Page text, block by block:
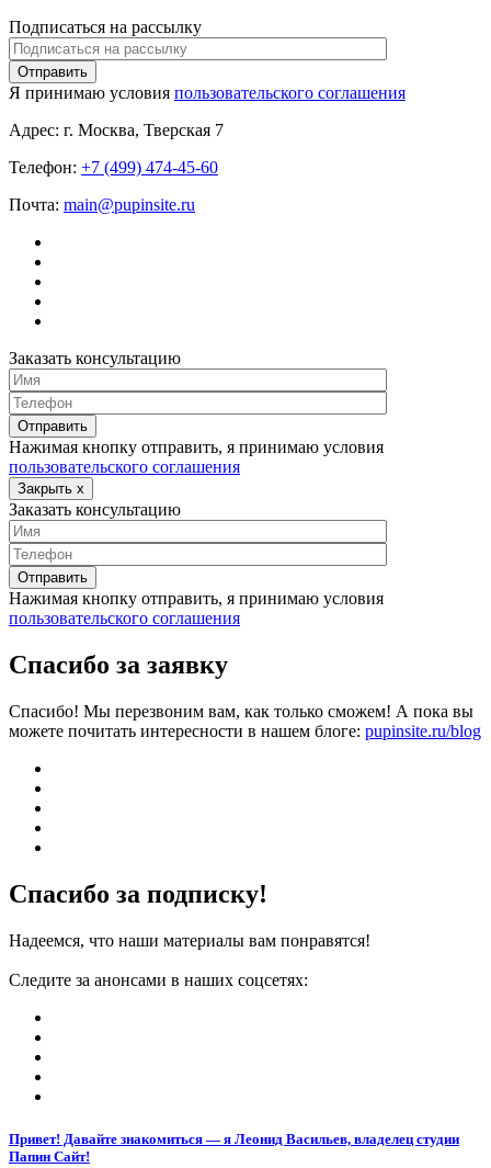
Подписаться на рассылку
Я принимаю условия пользовательского соглашения
Адрес: г. Москва, Тверская 7
Телефон: +7 (499) 474-45-60
Почта: main@pupinsite.ru
Заказать консультацию
Нажимая кнопку отправить, я принимаю условия
пользовательского соглашения
Закрыть x
Заказать консультацию
Нажимая кнопку отправить, я принимаю условия
пользовательского соглашения
Спасибо за заявку
Спасибо! Мы перезвоним вам, как только сможем! А пока вы
можете почитать интересности в нашем блоге: pupinsite.ru/blog
Спасибо за подписку!
Надеемся, что наши материалы вам понравятся!
Следите за анонсами в наших соцсетях:
Привет! Давайте знакомиться — я Леонид Васильев, владелец студии
Папин Сайт!